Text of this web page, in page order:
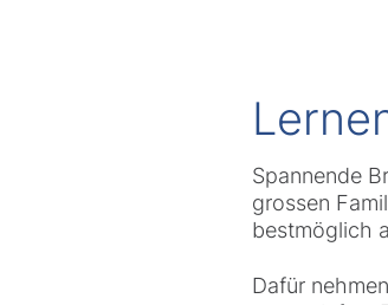
Spannende
grossen
bestmöglich
Dafür